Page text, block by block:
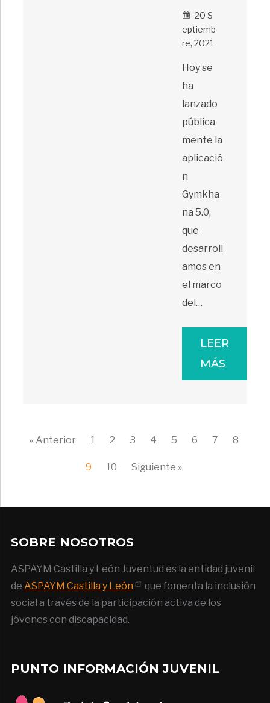
20 S
Eptiemb
Re, 2021
Hoy se
ha
lanzado
pública
mente la
aplicació
n
Gymkha
na 5.0,
que
desarroll
amos en
el marco
del…
LEER
MÁS
« Anterior 1 2 3 4 5 6 7 8
9 10 Siguiente »
SOBRE NOSOTROS
ASPAYM Castilla y León Juventud es la entidad juvenil
de ASPAYM Castilla y León
que fomenta la inclusión
social a través de la participación activa de los
jóvenes con discapacidad.
PUNTO INFORMACIÓN JUVENIL